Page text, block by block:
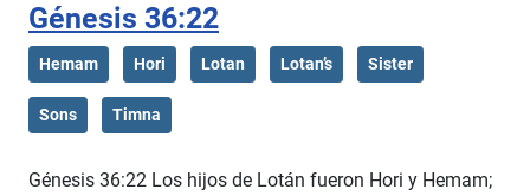
Génesis 36:22
Hemam Hori Lotan Lotan’s Sister
Sons Timna
Génesis 36:22 Los hijos de Lotán fueron Hori y Hemam;